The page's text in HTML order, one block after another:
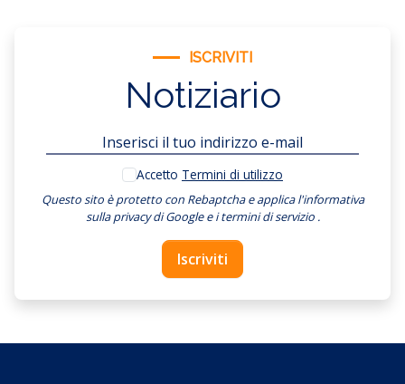
ISCRIVITI
Notiziario
Accetto Termini di utilizzo
Questo sito è protetto con Rebaptcha e applical'informativa
sulla privacy di Googleei termini di servizio.
Iscriviti